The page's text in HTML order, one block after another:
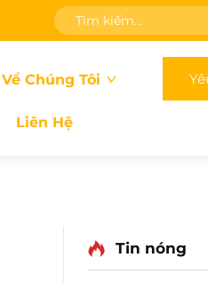
Chúng Tôi
Liên Hệ
Tin nóng